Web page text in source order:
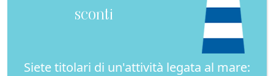
sconti
Siete titolari di un'attività legata al mare: